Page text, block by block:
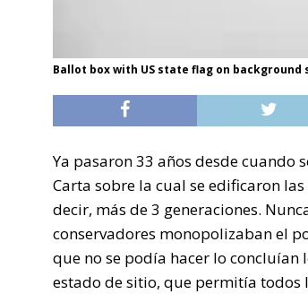
Ballot box with US state flag on background
Ya pasaron 33 años desde cuando
Carta sobre la cual se edificaron
decir, más de 3 generaciones.
conservadores monopolizaban el
que no se podía hacer lo concluían
estado de sitio, que permitía todos